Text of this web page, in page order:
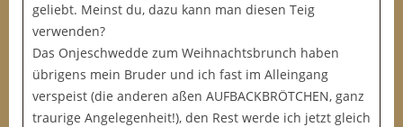
geliebt. Meinst du, dazu kann man diesen Teig
verwenden?
Das Onjeschwedde zum Weihnachtsbrunch haben
übrigens mein Bruder und ich fast im Alleingang
verspeist (die anderen aßen AUFBACKBRÖTCHEN, ganz
traurige Angelegenheit!), den Rest werde ich jetzt gleich